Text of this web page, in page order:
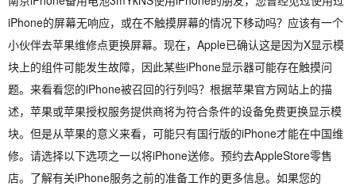
iPhone的屏幕无响应，或在不触摸屏幕的情况下移动吗？应该有一个
小伙伴去苹果维修点更换屏幕。现在，Apple已确认这是因为X显示模
块上的组件可能发生故障，因此某些iPhone显示器可能存在触摸问
题。来看看您的iPhone被召回的行列吗？根据苹果官方网站上的描
述，苹果或苹果授权服务提供商将为符合条件的设备免费更换显示模
块。但是从苹果的意义来看，可能只有国行版的iPhone才能在中国维
修。请选择以下选项之一以将iPhone送修。预约去AppleStore零售
店。了解有关iPhone服务之前的准备工作的更多信息。如果您的